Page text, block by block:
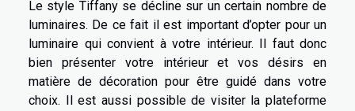
Le style Tiffany se décline sur un certain nombre de
luminaires. De ce fait il est important d’opter pour un
luminaire qui convient à votre intérieur. Il faut donc
bien présenter votre intérieur et vos désirs en
matière de décoration pour être guidé dans votre
choix. Il est aussi possible de visiter la plateforme